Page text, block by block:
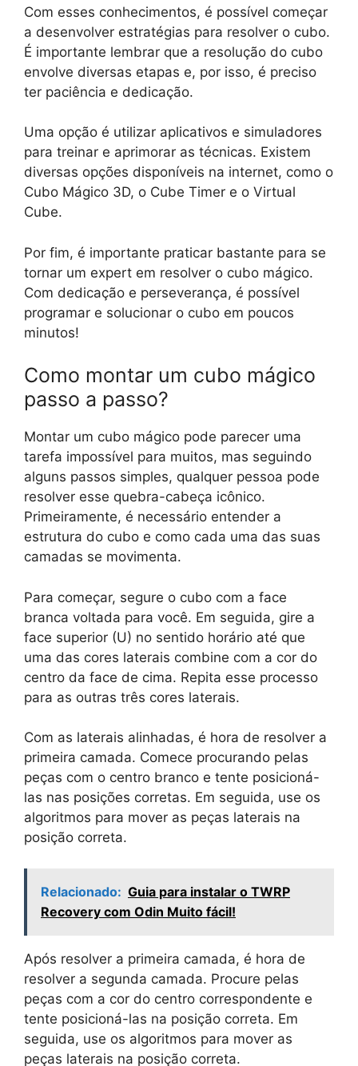
Com esses conhecimentos, é possível começar
a desenvolver estratégias para resolver o cubo.
É importante lembrar que a resolução do cubo
envolve diversas etapas e, por isso, é preciso
ter paciência e dedicação.
Uma opção é utilizar aplicativos e simuladores
para treinar e aprimorar as técnicas. Existem
diversas opções disponíveis na internet, como o
Cubo Mágico 3D, o Cube Timer e o Virtual
Cube.
Por fim, é importante praticar bastante para se
tornar um expert em resolver o cubo mágico.
Com dedicação e perseverança, é possível
programar e solucionar o cubo em poucos
minutos!
Como montar um cubo mágico
passo a passo?
Montar um cubo mágico pode parecer uma
tarefa impossível para muitos, mas seguindo
alguns passos simples, qualquer pessoa pode
resolver esse quebra-cabeça icônico.
Primeiramente, é necessário entender a
estrutura do cubo e como cada uma das suas
camadas se movimenta.
Para começar, segure o cubo com a face
branca voltada para você. Em seguida, gire a
face superior (U) no sentido horário até que
uma das cores laterais combine com a cor do
centro da face de cima. Repita esse processo
para as outras três cores laterais.
Com as laterais alinhadas, é hora de resolver a
primeira camada. Comece procurando pelas
peças com o centro branco e tente posicioná-
las nas posições corretas. Em seguida, use os
algoritmos para mover as peças laterais na
posição correta.
Relacionado: Guia para instalar o TWRP
Recovery com Odin Muito fácil!
Após resolver a primeira camada, é hora de
resolver a segunda camada. Procure pelas
peças com a cor do centro correspondente e
tente posicioná-las na posição correta. Em
seguida, use os algoritmos para mover as
peças laterais na posição correta.